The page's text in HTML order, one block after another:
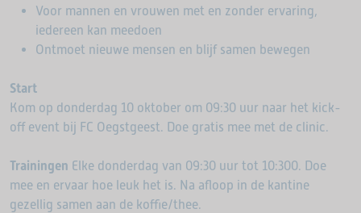
Voor mannen en vrouwen met en zonder ervaring,
iedereen kan meedoen
Ontmoet nieuwe mensen en blijf samen bewegen
Start
Kom op donderdag 10 oktober om 09:30 uur naar het kick-
off event bij FC Oegstgeest. Doe gratis mee met de clinic.
Trainingen Elke donderdag van 09:30 uur tot 10:300. Doe
mee en ervaar hoe leuk het is. Na aﬂoop in de kantine
gezellig samen aan de koffie/thee.